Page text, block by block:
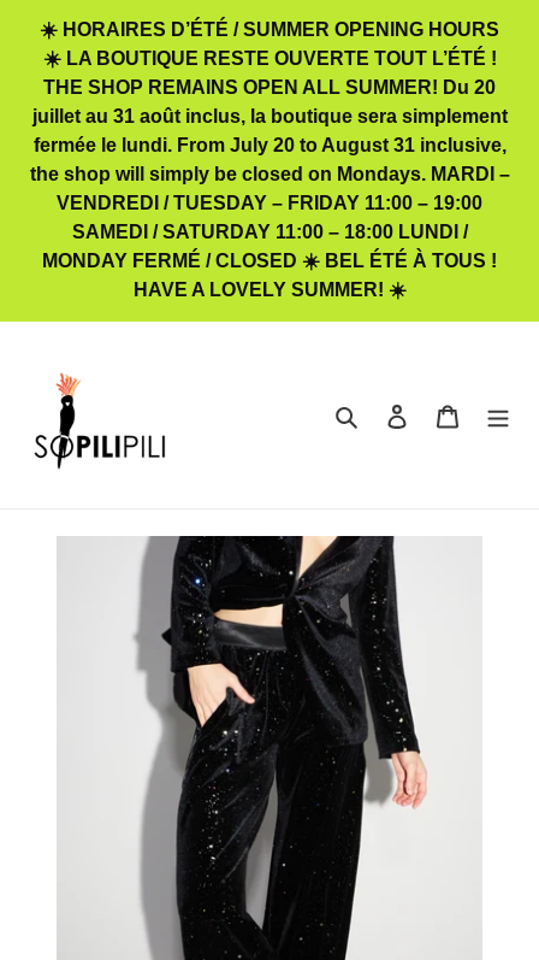
contenu
☀️ HORAIRES D’ÉTÉ / SUMMER OPENING HOURS
☀️ LA BOUTIQUE RESTE OUVERTE TOUT L’ÉTÉ !
THE SHOP REMAINS OPEN ALL SUMMER! Du 20
juillet au 31 août inclus, la boutique sera simplement
fermée le lundi. From July 20 to August 31 inclusive,
the shop will simply be closed on Mondays. MARDI –
VENDREDI / TUESDAY – FRIDAY 11:00 – 19:00
SAMEDI / SATURDAY 11:00 – 18:00 LUNDI /
MONDAY FERMÉ / CLOSED ☀️ BEL ÉTÉ À TOUS !
HAVE A LOVELY SUMMER! ☀️
RechercherSe connecter
Panier